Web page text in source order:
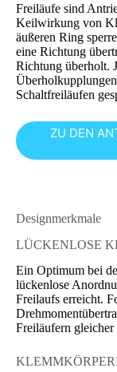
Freiläufe sind
Keilwirkung von
äußeren Ring
eine Richtung
Richtung überholt.
Schaltfreiläufen
ZU DEN
Designmerkmale
LÜCKENLOSE
Ein Optimum bei
lückenlose
Freilaufs erreicht.
Freiläufern